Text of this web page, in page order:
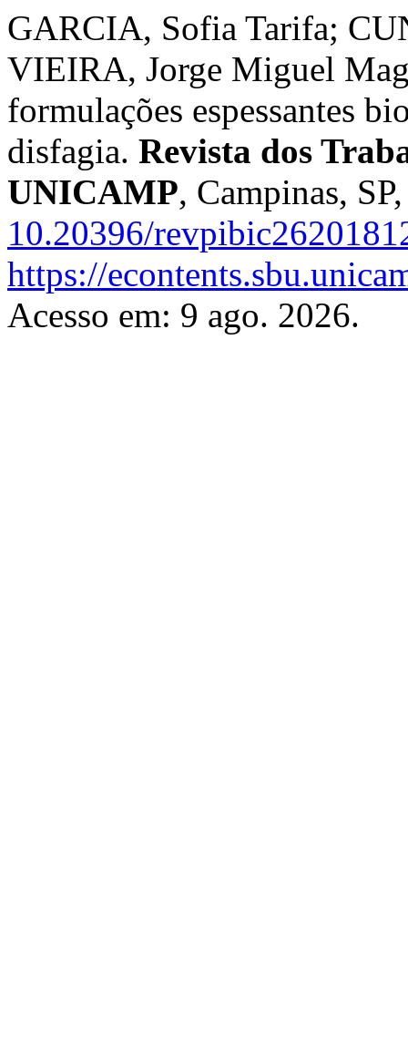
GARCIA, Sofia Tarifa;
VIEIRA, Jorge Miguel
formulações espessantes
disfagia. Revista dos
UNICAMP, Campinas,
10.20396/
https://
Acesso em: 9 ago. 2026.